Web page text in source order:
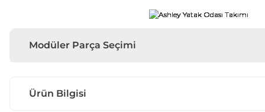
Modüler Parça Seçimi
Ürün Bilgisi